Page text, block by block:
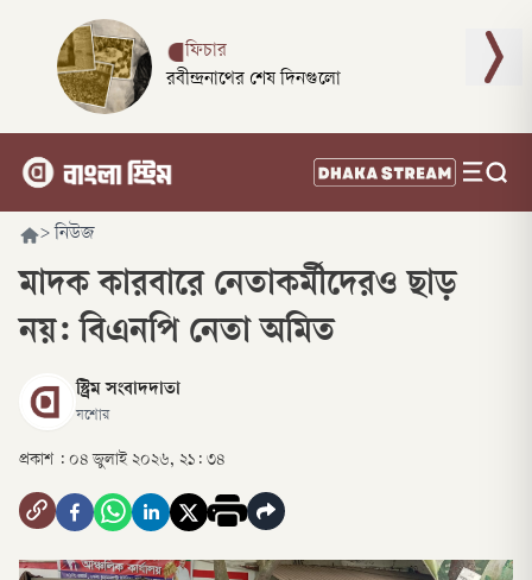
ফিচার
রবীন্দ্রনাথের শেষ দিনগুলো
> নিউজ
মাদক কারবারে নেতাকর্মীদেরও ছাড়
নয়: বিএনপি নেতা অমিত
স্ট্রিম সংবাদদাতা
যশোর
প্রকাশ : ০৪ জুলাই ২০২৬, ২১: ৩৪